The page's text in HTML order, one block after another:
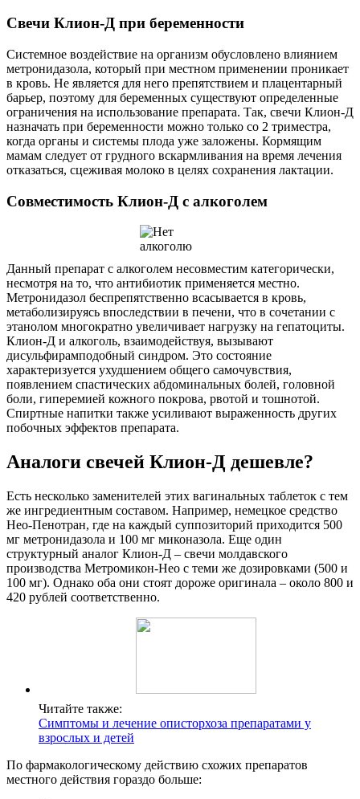
Свечи Клион-Д при беременности
Системное воздействие на организм обусловлено влиянием
метронидазола, который при местном применении проникает
в кровь. Не является для него препятствием и плацентарный
барьер, поэтому для беременных существуют определенные
ограничения на использование препарата. Так, свечи Клион-Д
назначать при беременности можно только со 2 триместра,
когда органы и системы плода уже заложены. Кормящим
мамам следует от грудного вскармливания на время лечения
отказаться, сцеживая молоко в целях сохранения лактации.
Совместимость Клион-Д с алкоголем
Данный препарат с алкоголем несовместим категорически,
несмотря на то, что антибиотик применяется местно.
Метронидазол беспрепятственно всасывается в кровь,
метаболизируясь впоследствии в печени, что в сочетании с
этанолом многократно увеличивает нагрузку на гепатоциты.
Клион-Д и алкоголь, взаимодействуя, вызывают
дисульфирамподобный синдром. Это состояние
характеризуется ухудшением общего самочувствия,
появлением спастических абдоминальных болей, головной
боли, гиперемией кожного покрова, рвотой и тошнотой.
Спиртные напитки также усиливают выраженность других
побочных эффектов препарата.
Аналоги свечей Клион-Д дешевле?
Есть несколько заменителей этих вагинальных таблеток с тем
же ингредиентным составом. Например, немецкое средство
Нео-Пенотран, где на каждый суппозиторий приходится 500
мг метронидазола и 100 мг миконазола. Еще один
структурный аналог Клион-Д – свечи молдавского
производства Метромикон-Нео с теми же дозировками (500 и
100 мг). Однако оба они стоят дороже оригинала – около 800 и
420 рублей соответственно.
Читайте также:
Симптомы и лечение описторхоза препаратами у
взрослых и детей
По фармакологическому действию схожих препаратов
местного действия гораздо больше: